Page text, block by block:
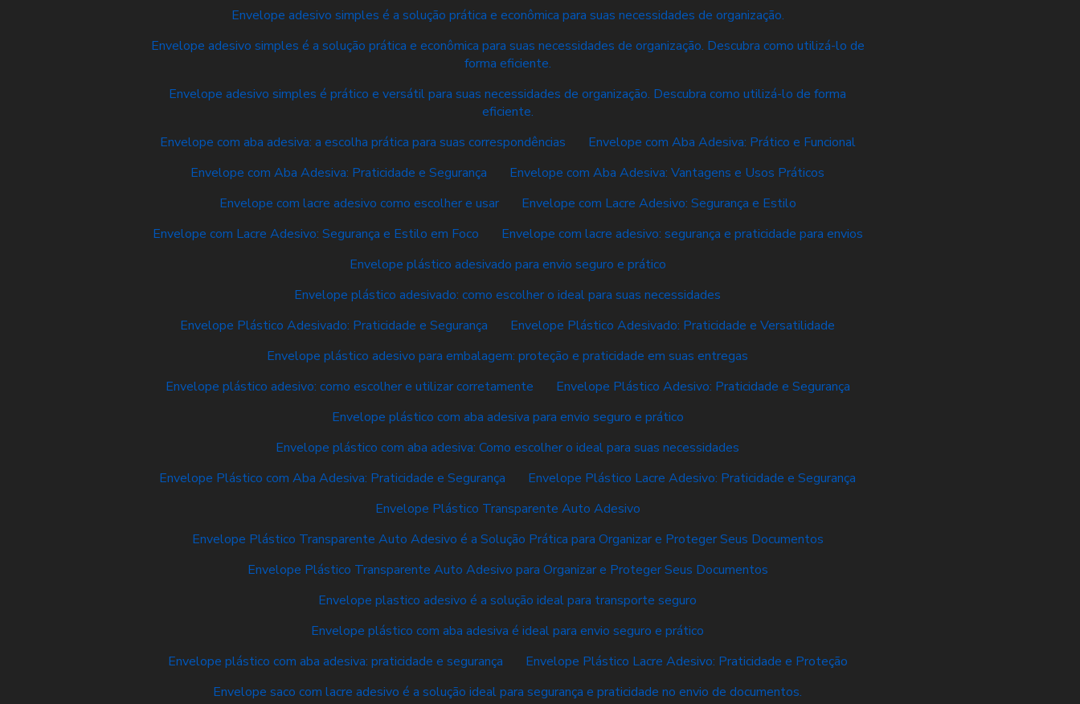
Envelope adesivo simples é a solução prática e econômica para suas necessidades de organização.
Envelope adesivo simples é a solução prática e econômica para suas necessidades de organização. Descubra como utilizá-lo de
forma eficiente.
Envelope adesivo simples é prático e versátil para suas necessidades de organização. Descubra como utilizá-lo de forma
eficiente.
Envelope com aba adesiva: a escolha prática para suas correspondências
Envelope com Aba Adesiva: Prático e Funcional
Envelope com Aba Adesiva: Praticidade e Segurança
Envelope com Aba Adesiva: Vantagens e Usos Práticos
Envelope com lacre adesivo como escolher e usar
Envelope com Lacre Adesivo: Segurança e Estilo
Envelope com Lacre Adesivo: Segurança e Estilo em Foco
Envelope com lacre adesivo: segurança e praticidade para envios
Envelope plástico adesivado para envio seguro e prático
Envelope plástico adesivado: como escolher o ideal para suas necessidades
Envelope Plástico Adesivado: Praticidade e Segurança
Envelope Plástico Adesivado: Praticidade e Versatilidade
Envelope plástico adesivo para embalagem: proteção e praticidade em suas entregas
Envelope plástico adesivo: como escolher e utilizar corretamente
Envelope Plástico Adesivo: Praticidade e Segurança
Envelope plástico com aba adesiva para envio seguro e prático
Envelope plástico com aba adesiva: Como escolher o ideal para suas necessidades
Envelope Plástico com Aba Adesiva: Praticidade e Segurança
Envelope Plástico Lacre Adesivo: Praticidade e Segurança
Envelope Plástico Transparente Auto Adesivo
Envelope Plástico Transparente Auto Adesivo é a Solução Prática para Organizar e Proteger Seus Documentos
Envelope Plástico Transparente Auto Adesivo para Organizar e Proteger Seus Documentos
Envelope plastico adesivo é a solução ideal para transporte seguro
Envelope plástico com aba adesiva é ideal para envio seguro e prático
Envelope plástico com aba adesiva: praticidade e segurança
Envelope Plástico Lacre Adesivo: Praticidade e Proteção
Envelope saco com lacre adesivo é a solução ideal para segurança e praticidade no envio de documentos.